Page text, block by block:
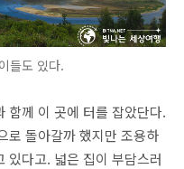
들도 있다.
함께 이 곳에 터를 잡았단다.
로 돌아갈까 했지만 조용하
있다고. 넓은 집이 부담스러